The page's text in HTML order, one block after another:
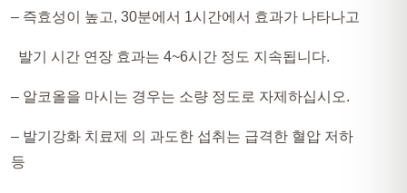
– 즉효성이 높고, 30분에서 1시간에서 효과가 나타나고
발기 시간 연장 효과는 4~6시간 정도 지속됩니다.
– 알코올을 마시는 경우는 소량 정도로 자제하십시오.
– 발기강화 치료제 의 과도한 섭취는 급격한 혈압 저하
등